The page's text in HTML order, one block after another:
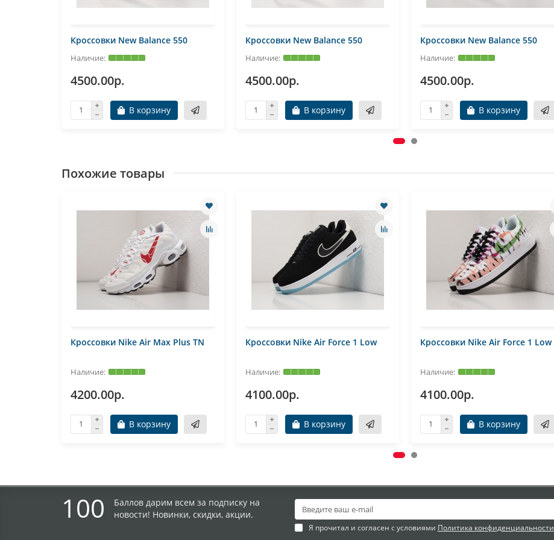
Кроссовки New Balance 550
4500.00р.
В корзину
Кроссовки New Balance 550
4500.00р.
В корзину
Кроссовки New Balance 550
4500.00р.
В корзину
Похожие товары
Кроссовки Nike Air Max Plus TN
4200.00р.
В корзину
Кроссовки Nike Air Force 1 Low
4100.00р.
В корзину
Кроссовки Nike Air Force 1 Low
4100.00р.
В корзину
100
Баллов дарим всем за подписку на
новости! Новинки, скидки, акции.
Я прочитал и согласен с условиями Политика конфиденциальности